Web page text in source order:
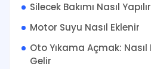
Silecek Bakımı Nasıl Yapılır
Motor Suyu Nasıl Eklenir
Oto Yıkama Açmak:
Gelir